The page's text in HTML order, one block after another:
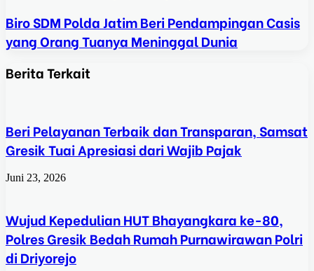
Biro SDM Polda Jatim Beri Pendampingan Casis
yang Orang Tuanya Meninggal Dunia
Berita Terkait
Beri Pelayanan Terbaik dan Transparan, Samsat
Gresik Tuai Apresiasi dari Wajib Pajak
Juni 23, 2026
Wujud Kepedulian HUT Bhayangkara ke-80,
Polres Gresik Bedah Rumah Purnawirawan Polri
di Driyorejo